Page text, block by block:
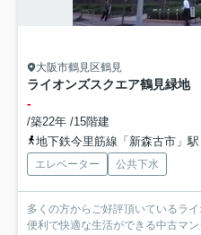
大阪市鶴見区鶴見
ライオンズスクエア鶴見緑地
-
/築22年 /15階建
地下鉄今里筋線「新森古市」
エレベーター 公共下水
多くの方からご好評頂いているラ
便利で快適な生活ができる中古マ